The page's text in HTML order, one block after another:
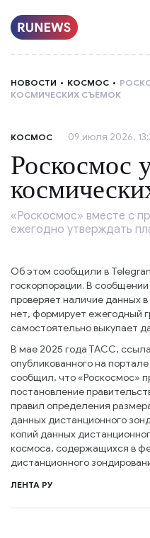
О
НАС
НОВОСТИ КОСМОС
КОСМИЧЕСКИХ СЪЁМОК
КОСМОС 09 июля 2026,
Роскосмос
«Роскосмос» вместе с
ежегодно утверждать
Об этом сообщили в
госкорпорации. В
проверяет наличие данных
нет, формирует ежегодный
самостоятельно выкупает
В мае 2025 года ТАСС,
опубликованного на
сообщил, что «Роскосмос»
постановление
правил определения
данных дистанционного
копий данных
космоса, содержащихся в
дистанционного
ЛЕНТА РУ